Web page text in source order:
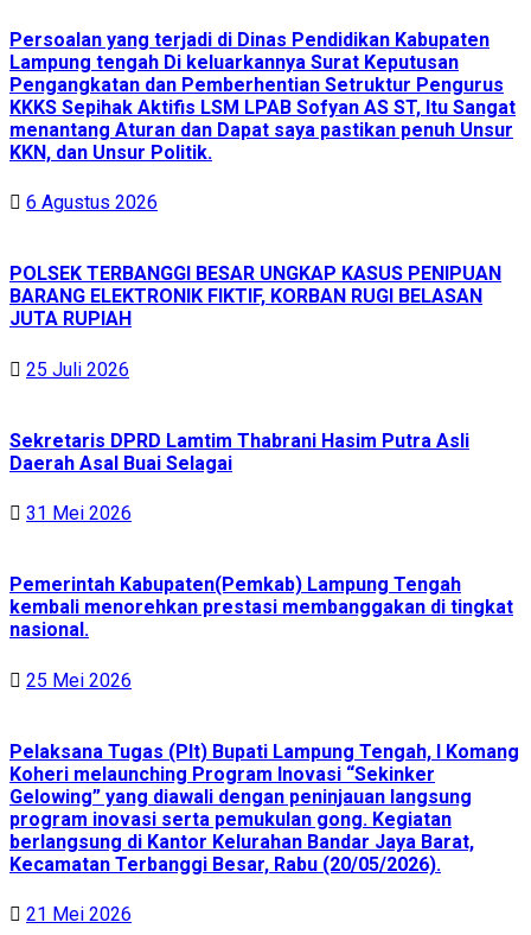
Persoalan yang terjadi di Dinas Pendidikan Kabupaten
Lampung tengah Di keluarkannya Surat Keputusan
Pengangkatan dan Pemberhentian Setruktur Pengurus
KKKS Sepihak Aktifis LSM LPAB Sofyan AS ST, Itu Sangat
menantang Aturan dan Dapat saya pastikan penuh Unsur
KKN, dan Unsur Politik.
6 Agustus 2026
POLSEK TERBANGGI BESAR UNGKAP KASUS PENIPUAN
BARANG ELEKTRONIK FIKTIF, KORBAN RUGI BELASAN
JUTA RUPIAH
25 Juli 2026
Sekretaris DPRD Lamtim Thabrani Hasim Putra Asli
Daerah Asal Buai Selagai
31 Mei 2026
Pemerintah Kabupaten(Pemkab) Lampung Tengah
kembali menorehkan prestasi membanggakan di tingkat
nasional.
25 Mei 2026
Pelaksana Tugas (Plt) Bupati Lampung Tengah, I Komang
Koheri melaunching Program Inovasi “Sekinker
Gelowing” yang diawali dengan peninjauan langsung
program inovasi serta pemukulan gong. Kegiatan
berlangsung di Kantor Kelurahan Bandar Jaya Barat,
Kecamatan Terbanggi Besar, Rabu (20/05/2026).
21 Mei 2026